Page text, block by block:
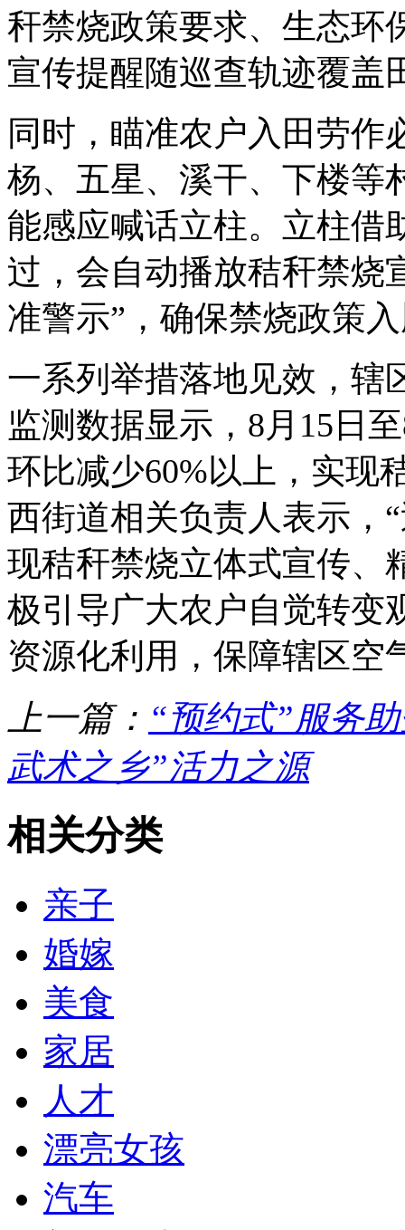
秆禁烧政策要求、生态环
宣传提醒随巡查轨迹覆盖
同时，瞄准农户入田劳作
杨、五星、溪干、下楼等
能感应喊话立柱。立柱借
过，会自动播放秸秆禁烧
准警示”，确保禁烧政策
一系列举措落地见效，辖
监测数据显示，8月15日
环比减少60%以上，实现
西街道相关负责人表示，
现秸秆禁烧立体式宣传、
极引导广大农户自觉转变
资源化利用，保障辖区空
上一篇： “预约式”服务
武术之乡”活力之源
相关分类
亲子
婚嫁
美食
家居
人才
漂亮女孩
汽车